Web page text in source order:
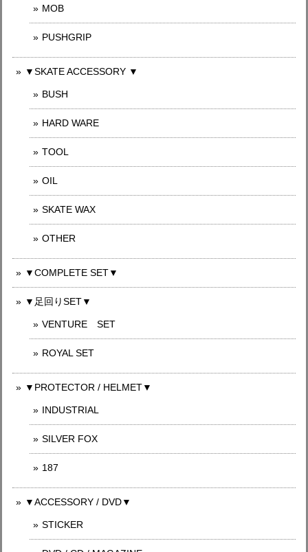
MOB
PUSHGRIP
▼SKATE ACCESSORY ▼
BUSH
HARD WARE
TOOL
OIL
SKATE WAX
OTHER
▼COMPLETE SET▼
▼足回りSET▼
VENTURE SET
ROYAL SET
▼PROTECTOR / HELMET▼
INDUSTRIAL
SILVER FOX
187
▼ACCESSORY / DVD▼
STICKER